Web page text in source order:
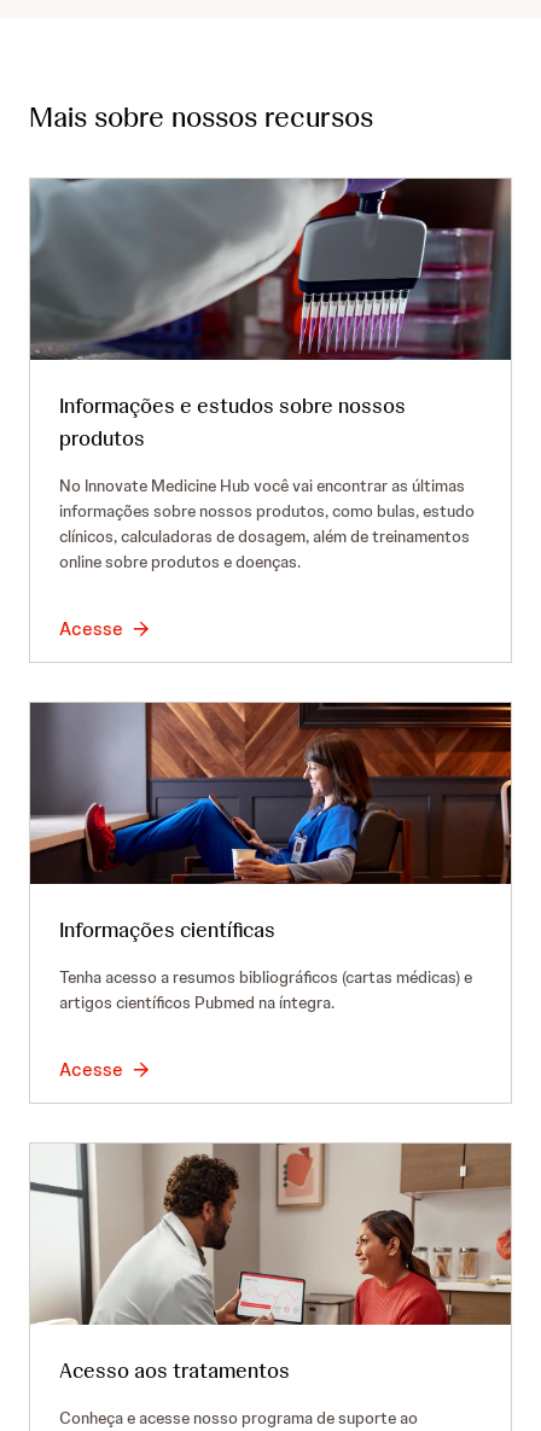
Mais sobre nossos recursos
Informações e estudos sobre nossos
produtos
No Innovate Medicine Hub você vai encontrar as últimas
informações sobre nossos produtos, como bulas, estudo
clínicos, calculadoras de dosagem, além de treinamentos
online sobre produtos e doenças.
Acesse
Informações científicas
Tenha acesso a resumos bibliográficos (cartas médicas) e
artigos científicos Pubmed na íntegra.
Acesse
Acesso aos tratamentos
Conheça e acesse nosso programa de suporte ao